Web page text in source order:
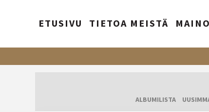
ETUSIVU TIETOA MEISTÄ
ALBUMILISTA